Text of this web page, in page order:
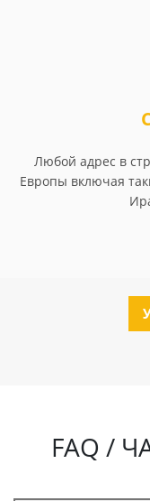
Любой адрес в
Европы включая
FAQ /